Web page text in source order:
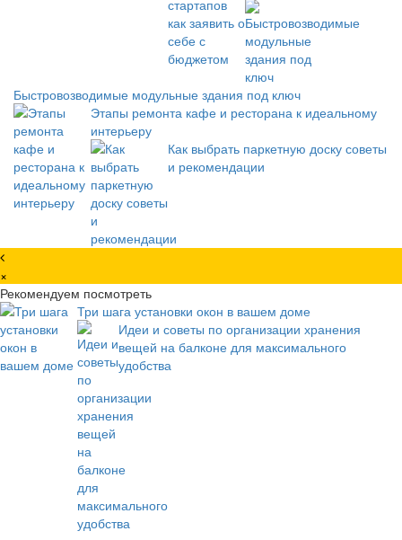
Быстровозводимые модульные здания под ключ
Этапы ремонта кафе и ресторана к идеальному
интерьеру
Как выбрать паркетную доску советы
и рекомендации
×
Рекомендуем посмотреть
Три шага установки окон в вашем доме
Идеи и советы по организации хранения
вещей на балконе для максимального
удобства